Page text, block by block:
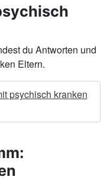
du Antworten und
Eltern.
psychisch kranken